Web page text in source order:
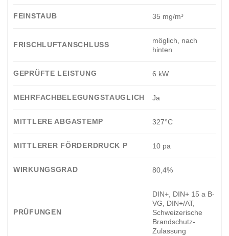
FEINSTAUB 35 mg/m³
FRISCHLUFTANSCHLUSS
möglich, nach
hinten
GEPRÜFTE LEISTUNG 6 kW
MEHRFACHBELEGUNGSTAUGLICH Ja
MITTLERE ABGASTEMP 327°C
MITTLERER FÖRDERDRUCK P 10 pa
WIRKUNGSGRAD 80,4%
PRÜFUNGEN
DIN+, DIN+ 15 a B-
VG, DIN+/AT,
Schweizerische
Brandschutz-
Zulassung